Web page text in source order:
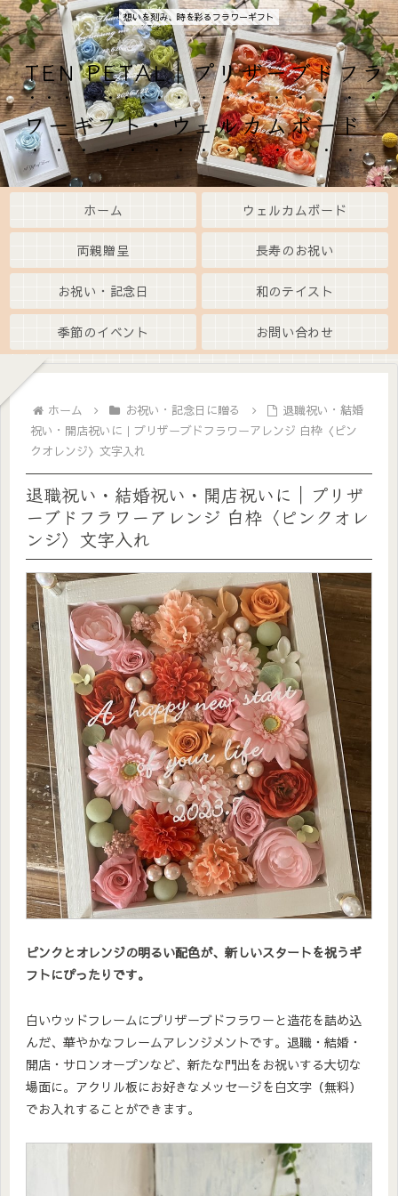
想いを刻み、時を彩るフラワーギフト
TEN PETAL｜プリザーブドフラ
ワーギフト・ウェルカムボード
ホーム ウェルカムボード
両親贈呈 長寿のお祝い
お祝い・記念日 和のテイスト
季節のイベント お問い合わせ
ホーム お祝い・記念日に贈る
退職祝い・結婚
祝い・開店祝いに｜プリザーブドフラワーアレンジ 白枠〈ピン
クオレンジ〉文字入れ
退職祝い・結婚祝い・開店祝いに｜プリザ
ーブドフラワーアレンジ 白枠〈ピンクオレ
ンジ〉文字入れ
ピンクとオレンジの明るい配色が、新しいスタートを祝うギ
フトにぴったりです。
白いウッドフレームにプリザーブドフラワーと造花を詰め込
んだ、華やかなフレームアレンジメントです。退職・結婚・
開店・サロンオープンなど、新たな門出をお祝いする大切な
場面に。アクリル板にお好きなメッセージを白文字（無料）
でお入れすることができます。